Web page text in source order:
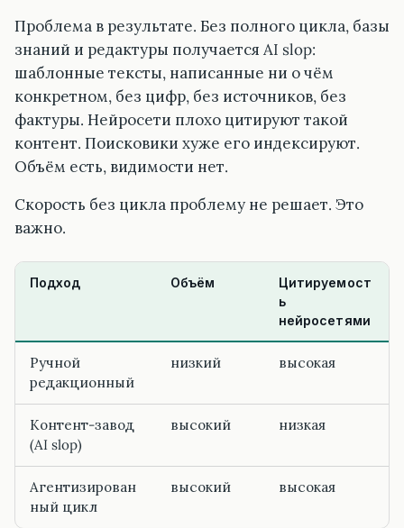
Проблема в результате. Без полного цикла, базы
знаний и редактуры получается AI slop:
шаблонные тексты, написанные ни о чём
конкретном, без цифр, без источников, без
фактуры. Нейросети плохо цитируют такой
контент. Поисковики хуже его индексируют.
Объём есть, видимости нет.
Скорость без цикла проблему не решает. Это
важно.
Подход Объём
Цитируемост
ь
нейросетями
Ручной
редакционный
низкий высокая
Контент-завод
(AI slop)
высокий низкая
Агентизирован
ный цикл
высокий высокая